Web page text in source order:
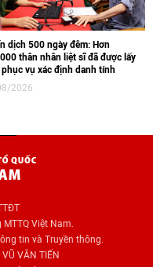
dịch 500 ngày đêm: Hơn
thân nhân liệt sĩ đã được lấy
phục vụ xác định danh tính
2026
Việt Nam.
tin và Truyền thông.
VĂN TIẾN